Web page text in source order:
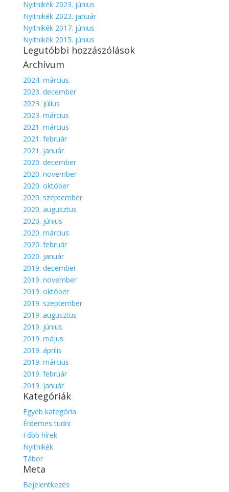
Nyitnikék 2023. június
Nyitnikék 2023. január
Nyitnikék 2017. június
Nyitnikék 2015. június
Legutóbbi hozzászólások
Archívum
2024. március
2023. december
2023. július
2023. március
2021. március
2021. február
2021. január
2020. december
2020. november
2020. október
2020. szeptember
2020. augusztus
2020. június
2020. március
2020. február
2020. január
2019. december
2019. november
2019. október
2019. szeptember
2019. augusztus
2019. június
2019. május
2019. április
2019. március
2019. február
2019. január
Kategóriák
Egyéb kategória
Érdemes tudni
Főbb hírek
Nyitnikék
Tábor
Meta
Bejelentkezés